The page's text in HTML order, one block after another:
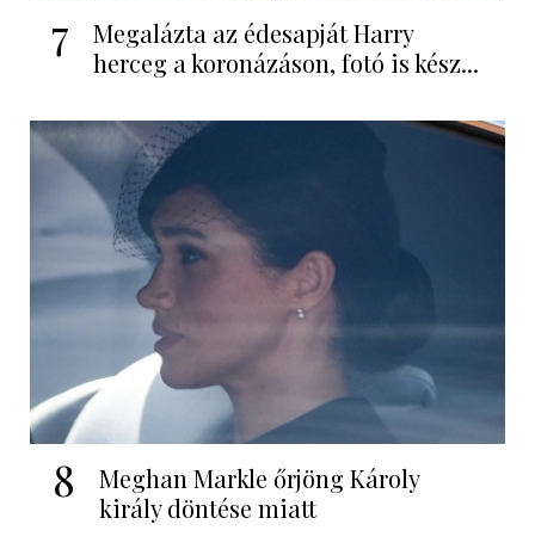
7
Megalázta az édesapját Harry
herceg a koronázáson, fotó is kész...
8
Meghan Markle őrjöng Károly
király döntése miatt